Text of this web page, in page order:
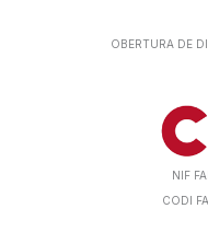
OBERTURA DE
NIF
CODI